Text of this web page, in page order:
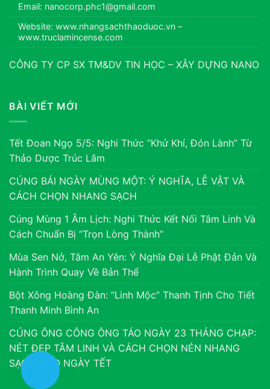
Email: nanocorp.phc1@gmail.com
Website: www.nhangsachthaoduoc.vn –
www.truclamincense.com
CÔNG TY CP SX TM&DV TIN HỌC – XÂY DỰNG NANO
BÀI VIẾT MỚI
Tết Đoan Ngọ 5/5: Nghi Thức “Khử Khí, Đón Lành” Từ
Thảo Dược Trúc Lâm
CÚNG BÁI NGÀY MÙNG MỘT: Ý NGHĨA, LỄ VẬT VÀ
CÁCH CHỌN NHANG SẠCH
Cúng Mùng 1 Âm Lịch: Nghi Thức Kết Nối Tâm Linh Và
Cách Chuẩn Bị “Trọn Lòng Thành”
Mùa Sen Nở, Tâm An Yên: Ý Nghĩa Đại Lễ Phật Đản Và
Hành Trình Quay Về Bản Thể
Bột Xông Hoàng Đàn: “Linh Mộc” Thanh Tịnh Cho Tiết
Thanh Minh Bình An
CÚNG ÔNG CÔNG ÔNG TÁO NGÀY 23 THÁNG CHẠP:
NÉT ĐẸP TÂM LINH VÀ CÁCH CHỌN NÉN NHANG
SẠCH CHO NGÀY TẾT